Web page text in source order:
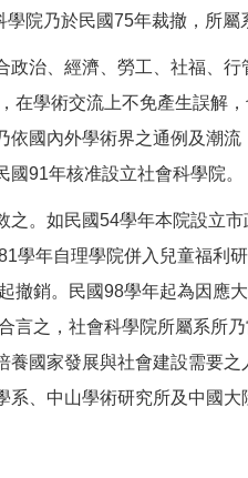
院乃於民國75年裁撤，所屬
治、經濟、勞工、社福、
學術交流上不免產生誤解
國內外學術界之通例及潮
91年核准設立社會科學院。
。如民國54學年本院設立
學年自理學院併入兒童福利
銷。民國98學年起為因應
之，社會科學院所屬系所
國家發展與社會建設需要之
、中山學術研究所及中國